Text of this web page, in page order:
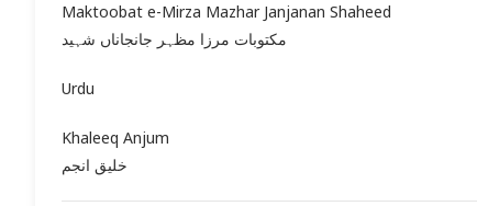
Maktoobat e-Mirza Mazhar Janjanan Shaheed
مکتوبات مرزا مظہر جانجاناں شہید
Urdu
Khaleeq Anjum
خلیق انجم